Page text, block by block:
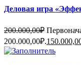
Деловая игра
200.000,00₽
200.000,00₽.